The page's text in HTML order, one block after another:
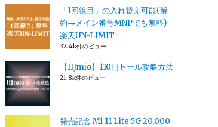
「1回線目」の入れ替え可能(解
約→メイン番号MNPでも無料)
楽天UN-LIMIT
32.4k件のビュー
【IIJmio】110円セール攻略方法
21.8k件のビュー
発売記念 Mi 11 Lite 5G 20,000